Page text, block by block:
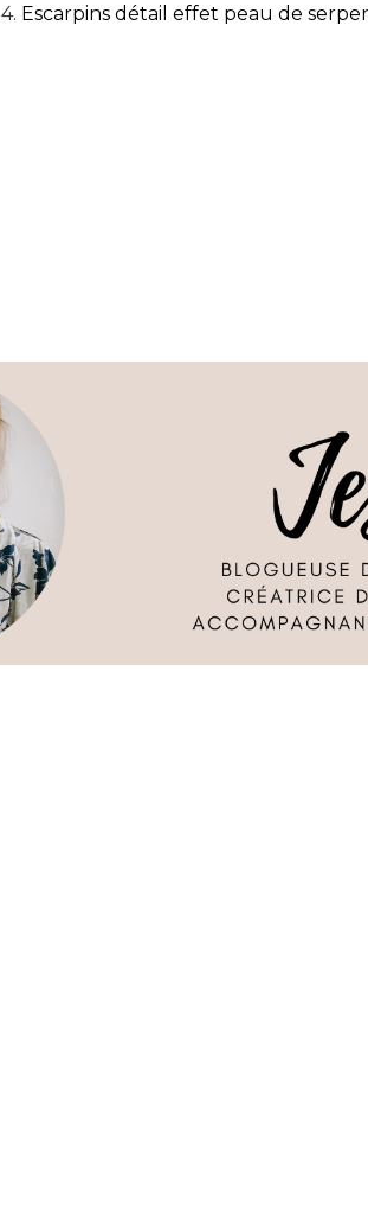
4. Escarpins détail effet peau de